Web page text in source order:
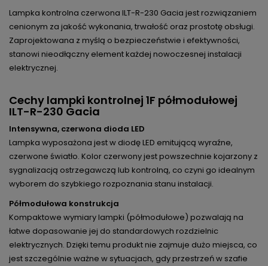
Lampka kontrolna czerwona ILT-R-230 Gacia jest rozwiązaniem
cenionym za jakość wykonania, trwałość oraz prostotę obsługi.
Zaprojektowana z myślą o bezpieczeństwie i efektywności,
stanowi nieodłączny element każdej nowoczesnej instalacji
elektrycznej.
Cechy lampki kontrolnej 1F półmodułowej
ILT-R-230 Gacia
Intensywna, czerwona dioda LED
Lampka wyposażona jest w diodę LED emitującą wyraźne,
czerwone światło. Kolor czerwony jest powszechnie kojarzony z
sygnalizacją ostrzegawczą lub kontrolną, co czyni go idealnym
wyborem do szybkiego rozpoznania stanu instalacji.
Półmodułowa konstrukcja
Kompaktowe wymiary lampki (półmodułowe) pozwalają na
łatwe dopasowanie jej do standardowych rozdzielnic
elektrycznych. Dzięki temu produkt nie zajmuje dużo miejsca, co
jest szczególnie ważne w sytuacjach, gdy przestrzeń w szafie